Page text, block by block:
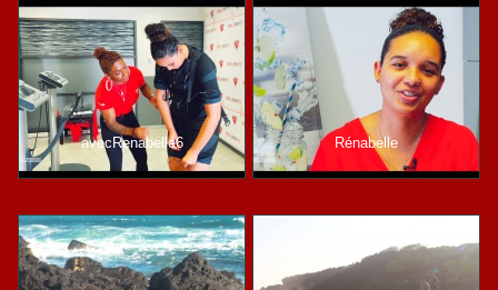
avecRenabelle6 Rénabelle